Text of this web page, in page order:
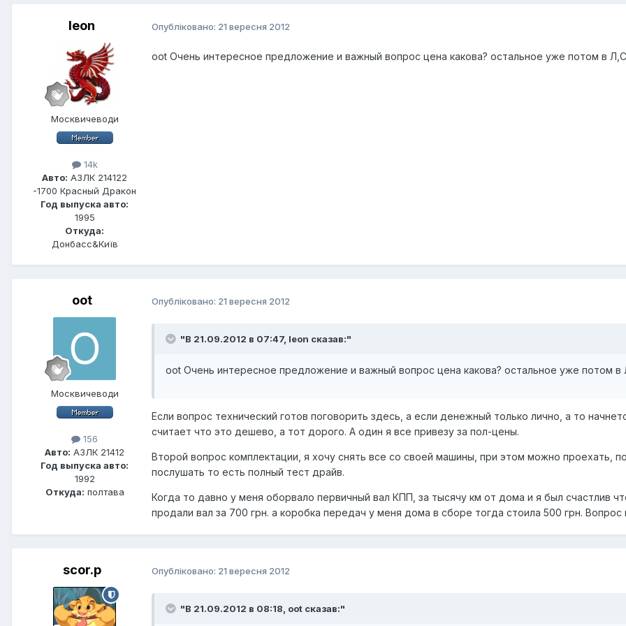
leon
Москвичеводи
14k
Авто: АЗЛК 214122
-1700 Красный Дракон
Год выпуска авто:
1995
Откуда:
Донбасс&Київ
Опубліковано: 21 вересня 2012
ооt Очень интересное предложение и важный вопрос цена какова? остальное уже потом в
oot
Москвичеводи
156
Авто: АЗЛК 21412
Год выпуска авто:
1992
Откуда: полтава
Опубліковано: 21 вересня 2012
"В 21.09.2012 в 07:47, leon сказав:"
ооt Очень интересное предложение и важный вопрос цена какова? остальное уже потом в
Если вопрос технический готов поговорить здесь, а если денежный только лично, а то
считает что это дешево, а тот дорого. А один я все привезу за пол-цены.
Второй вопрос комплектации, я хочу снять все со своей машины, при этом можно проехать,
послушать то есть полный тест драйв.
Когда то давно у меня оборвало первичный вал КПП, за тысячу км от дома и я был счастлив
продали вал за 700 грн. а коробка передач у меня дома в сборе тогда стоила 500 грн. Вопрос
scor.p Опубліковано: 21 вересня 2012
"В 21.09.2012 в 08:18, oot сказав:"